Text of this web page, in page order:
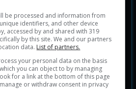
La recensione di
Albero
(8/10)
be processed and information from
identifiers, and other device
accessed by and shared with 319
by this site. We and our partners
data. List of partners.
your personal data on the basis
you can object to by managing
for a link at the bottom of this page
or withdraw consent in privacy